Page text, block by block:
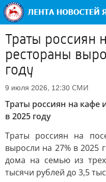
Траты россиян
рестораны
году
9 июля 2026, 12:30 СМИ
Траты россиян на кафе
в 2025 году
Траты россиян на
выросли на 27% в 2025
дома на семью из
тысячи рублей до 3,5